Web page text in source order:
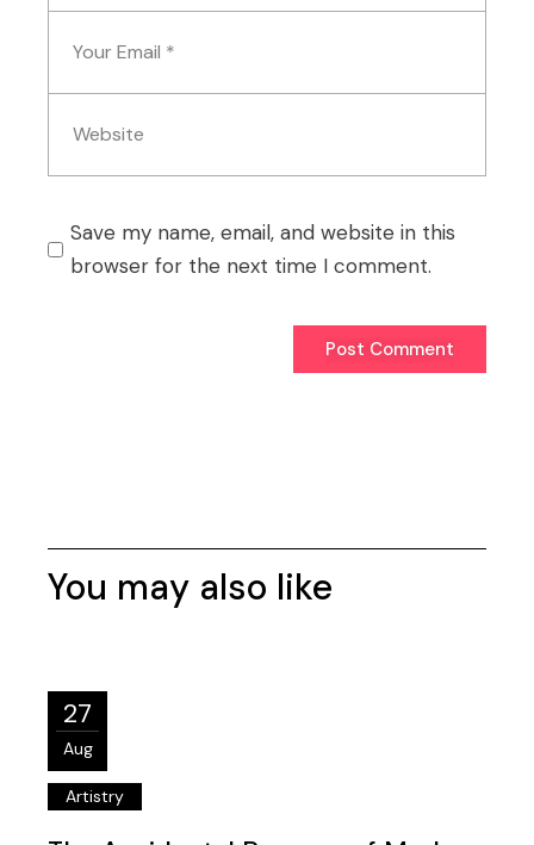
Save my name, email, and website in this
browser for the next time I comment.
Post Comment
Post Comment
You may also like
27
Aug
Artistry